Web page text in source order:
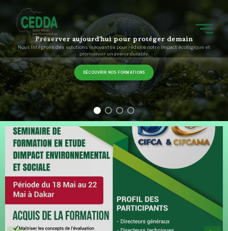
Préserver aujourd'hui pour protéger demain
Nous intégrons des solutions innovantes pour réduire notre impact écologique et
promouvoir un avenir durable.
DÉCOUVRIR NOS FORMATIONS